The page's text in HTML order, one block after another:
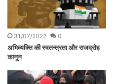
31/07/2022 0
अभिव्यक्ति की स्वतन्त्रता और राजद्रोह
कानून